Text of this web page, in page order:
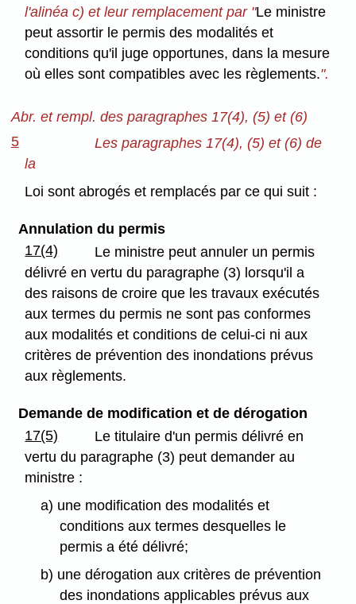
l'alinéa c) et leur remplacement par "Le ministre
peut assortir le permis des modalités et
conditions qu'il juge opportunes, dans la mesure
où elles sont compatibles avec les règlements.".
Abr. et rempl. des paragraphes 17(4), (5) et (6)
5
Les paragraphes 17(4), (5) et (6) de
la
Loi sont abrogés et remplacés par ce qui suit :
Annulation du permis
17(4)
Le ministre peut annuler un permis
délivré en vertu du paragraphe (3) lorsqu'il a
des raisons de croire que les travaux exécutés
aux termes du permis ne sont pas conformes
aux modalités et conditions de celui-ci ni aux
critères de prévention des inondations prévus
aux règlements.
Demande de modification et de dérogation
17(5)
Le titulaire d'un permis délivré en
vertu du paragraphe (3) peut demander au
ministre :
a) une modification des modalités et
conditions aux termes desquelles le
permis a été délivré;
b) une dérogation aux critères de prévention
des inondations applicables prévus aux